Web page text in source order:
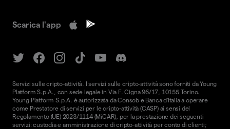
Scarica l'app
Servizi sulle cripto-attività. I servizi sulle cripto-attività sono forniti da Young
Platform S.p.A., con sede legale in Via F. Cigna 96/17, 10155 Torino.
Young Platform S.p.A. è autorizzata da Consob e Banca d'Italia a operare
come Prestatore di servizi per le cripto-attività (CASP) ai sensi del
Regolamento (UE) 2023/1114 (MiCAR), per la prestazione dei seguenti
servizi: custodia e amministrazione di cripto-attività per conto di clienti;